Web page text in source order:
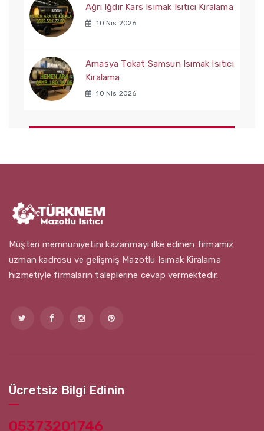
Ağrı Iğdır Kars Isımak Isıtıcı Kiralama
10 Nis 2026
Amasya Tokat Samsun Isımak Isıtıcı
Kiralama
10 Nis 2026
Müşteri memnuniyetini kazanmayı ilke edinen firmamız
uzman kadrosu ve gelişmiş Mazotlu Isımak Kiralama
hizmetiyle firmaların taleplerine cevap vermektedir.
Ücretsiz Bilgi Edinin
05373201746